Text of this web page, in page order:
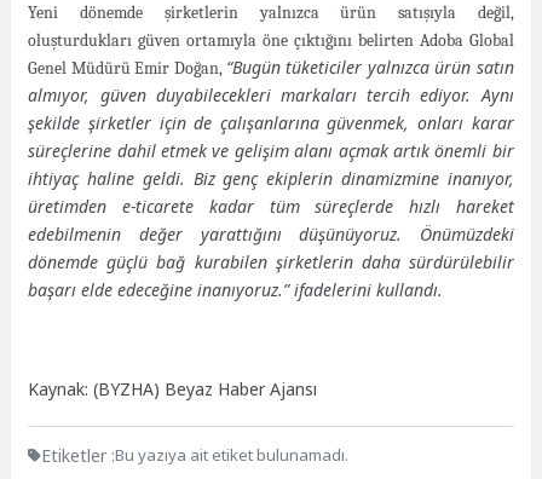
Yeni dönemde şirketlerin yalnızca ürün satışıyla değil,
oluşturdukları güven ortamıyla öne çıktığını belirten Adoba Global
Genel Müdürü Emir Doğan, “Bugün tüketiciler yalnızca ürün satın
almıyor, güven duyabilecekleri markaları tercih ediyor. Aynı
şekilde şirketler için de çalışanlarına güvenmek, onları karar
süreçlerine dahil etmek ve gelişim alanı açmak artık önemli bir
ihtiyaç haline geldi. Biz genç ekiplerin dinamizmine inanıyor,
üretimden e-ticarete kadar tüm süreçlerde hızlı hareket
edebilmenin değer yarattığını düşünüyoruz. Önümüzdeki
dönemde güçlü bağ kurabilen şirketlerin daha sürdürülebilir
başarı elde edeceğine inanıyoruz.” ifadelerini kullandı.
Kaynak: (BYZHA) Beyaz Haber Ajansı
Etiketler :Bu yazıya ait etiket bulunamadı.